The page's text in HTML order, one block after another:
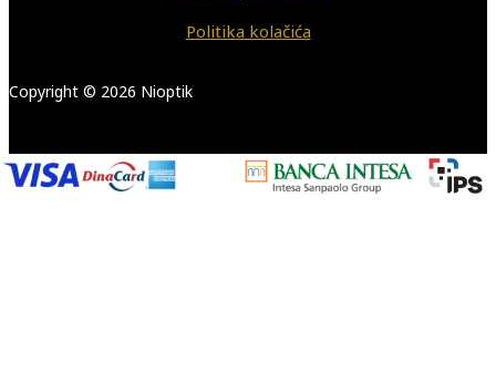
Politika kolačića
Copyright © 2026 Nioptik